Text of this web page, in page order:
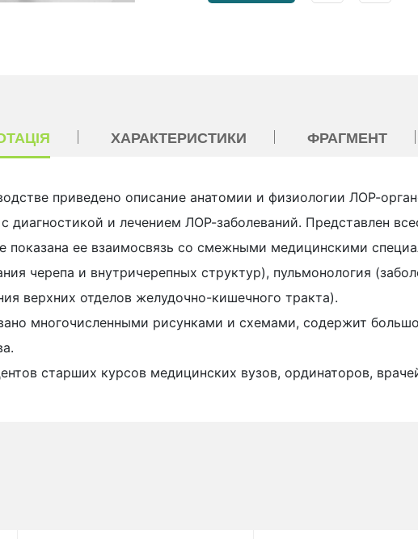
ХАРАКТЕРИСТИКИ ФРАГМЕНТ
приведено описание анатомии и физиологии ЛОР-
диагностикой и лечением ЛОР-заболеваний. Представлен
показана ее взаимосвязь со смежными медицинскими
черепа и внутричерепных структур), пульмонология
верхних отделов желудочно-кишечного тракта).
многочисленными рисунками и схемами, содержит
старших курсов медицинских вузов, ординаторов,